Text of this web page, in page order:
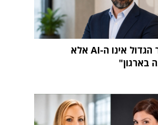
"האתגר הגדול אינו ה-AI אלא
בארגון"